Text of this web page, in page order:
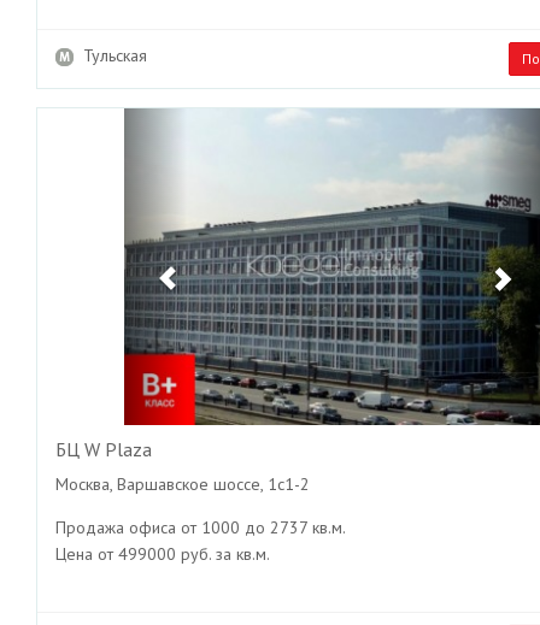
Тульская
БЦ W Plaza
Москва, Варшавское шоссе, 1с1-2
Продажа офиса от 1000 до 2737 кв.м.
Цена от 499000 руб. за кв.м.